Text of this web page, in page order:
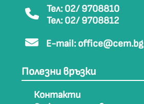
Тел: 02/ 9708810
Тел: 02/ 9708812
E-mail: office@cem.bg
Полезни връзки
Контакти